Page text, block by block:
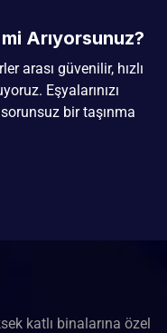
Arıyorsunuz?
arası güvenilir, hızlı
Eşyalarınızı
bir taşınma
katlı binalarına özel